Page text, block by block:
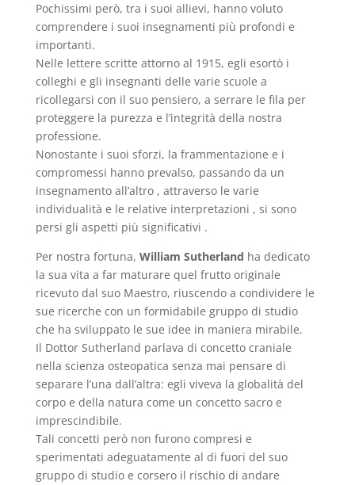
Pochissimi però, tra i suoi allievi, hanno voluto
comprendere i suoi insegnamenti più profondi e
importanti.
Nelle lettere scritte attorno al 1915, egli esortò i
colleghi e gli insegnanti delle varie scuole a
ricollegarsi con il suo pensiero, a serrare le fila per
proteggere la purezza e l’integrità della nostra
professione.
Nonostante i suoi sforzi, la frammentazione e i
compromessi hanno prevalso, passando da un
insegnamento all’altro , attraverso le varie
individualità e le relative interpretazioni , si sono
persi gli aspetti più significativi .
Per nostra fortuna, William Sutherland ha dedicato
la sua vita a far maturare quel frutto originale
ricevuto dal suo Maestro, riuscendo a condividere le
sue ricerche con un formidabile gruppo di studio
che ha sviluppato le sue idee in maniera mirabile.
Il Dottor Sutherland parlava di concetto craniale
nella scienza osteopatica senza mai pensare di
separare l’una dall’altra: egli viveva la globalità del
corpo e della natura come un concetto sacro e
imprescindibile.
Tali concetti però non furono compresi e
sperimentati adeguatamente al di fuori del suo
gruppo di studio e corsero il rischio di andare